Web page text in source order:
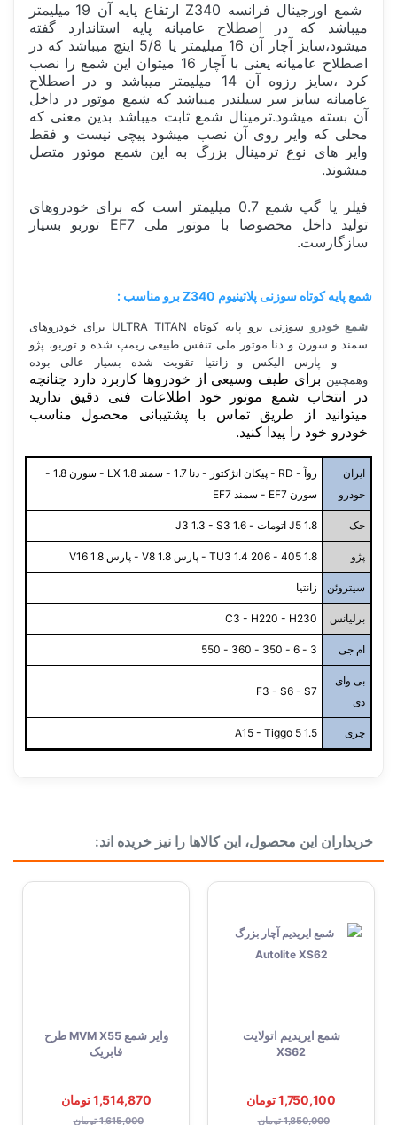
شمع اورجینال فرانسه Z340 ارتفاع پایه آن 19 میلیمتر
میباشد که در اصطلاح عامیانه پایه استاندارد گفته
میشود،سایز آچار آن 16 میلیمتر یا 5/8 اینچ میباشد که در
اصطلاح عامیانه یعنی با آچار 16 میتوان این شمع را نصب
کرد ،سایز رزوه آن 14 میلیمتر میباشد و در اصطلاح
عامیانه سایز سر سیلندر میباشد که شمع موتور در داخل
آن بسته میشود.ترمینال شمع ثابت میباشد بدین معنی که
محلی که وایر روی آن نصب میشود پیچی نیست و فقط
وایر های نوع ترمینال بزرگ به این شمع موتور متصل
میشوند.
فیلر یا گپ شمع 0.7 میلیمتر است که برای خودروهای
تولید داخل مخصوصا با موتور ملی EF7 توربو بسیار
سازگارست.
شمع پایه کوتاه سوزنی پلاتینیوم Z340 برو مناسب :
شمع خودرو
سوزنی برو پایه کوتاه ULTRA TITAN برای خودروهای
سمند و سورن و دنا موتور ملی تنفس طبیعی ریمپ شده و توربو، پژو
405 و پارس الیکس و زانتیا تقویت شده بسیار عالی بوده
وهمچنین برای طیف وسیعی از خودروها کاربرد دارد چنانچه
در انتخاب شمع موتور خود اطلاعات فنی دقیق ندارید
میتوانید از طریق تماس با پشتیبانی محصول مناسب
خودرو خود را پیدا کنید.
ایران
خودرو
روآ - RD - پیکان انژکتور - دنا 1.7 - سمند LX 1.8 - سورن 1.8 -
سورن EF7 - سمند EF7
جک J5 1.8 اتومات - J3 1.3 - S3 1.6
پژو 1.8 405 - 206 TU3 1.4 - پارس V8 1.8 - پارس 1.8 V16
سیتروئن زانتیا
برلیانس C3 - H220 - H230
ام جی 3 - 6 - 350 - 360 - 550
بی وای
دی
F3 - S6 - S7
چری A15 - Tiggo 5 1.5
اندازه پایه پایه استاندارد 19 میلی متر
قطر الکترود مرکزی
فاصله بین الکترود 0.7 میلی متر
هسته مس, آبکاری شده با نیکل
حداقل تعداد خرید شمع موتور
خریداران این محصول، این کالاها را نیز خریده اند:
شمع ایریدیم اتولایت
XS62
1,750,100 تومان
1,850,000 تومان
وایر شمع MVM X55 طرح
فابریک
1,514,870 تومان
1,615,000 تومان